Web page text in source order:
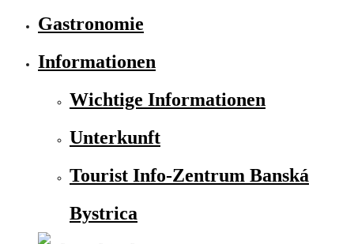
Gastronomie
Informationen
Wichtige Informationen
Unterkunft
Tourist Info-Zentrum Banská
Bystrica